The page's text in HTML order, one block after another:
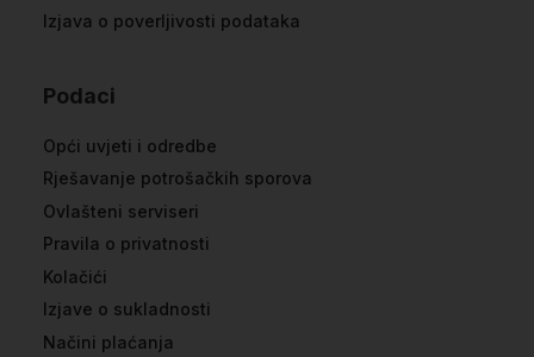
Izjava o poverljivosti podataka
Podaci
Opći uvjeti i odredbe
Rješavanje potrošačkih sporova
Ovlašteni serviseri
Pravila o privatnosti
Kolačići
Izjave o sukladnosti
Načini plaćanja